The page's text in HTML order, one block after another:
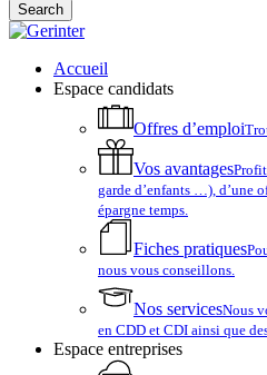
Search
Close
account
Menu
Accueil
Espace candidats
Offres d’emploi
Vos avantages
garde d’enfants …), d’une
épargne temps.
Fiches pratiques
nous vous conseillons.
Nos servicesNous
en CDD et CDI ainsi que
Espace entreprises